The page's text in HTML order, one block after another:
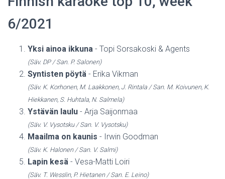
6/2021
Yksi ainoa ikkuna - Topi Sorsakoski & Agents
(Säv. DP / San. P. Salonen)
Syntisten pöytä - Erika Vikman
(Säv. K. Korhonen, M. Laakkonen, J. Rintala / San. M. Koivunen, K.
Hiekkanen, S. Huhtala, N. Salmela)
Ystävän laulu - Arja Saijonmaa
(Säv. V. Vysotsku / San. V. Vysotsku)
Maailma on kaunis - Irwin Goodman
(Säv. K. Halonen / San. V. Salmi)
Lapin kesä - Vesa-Matti Loiri
(Säv. T. Wesslin, P. Hietanen / San. E. Leino)